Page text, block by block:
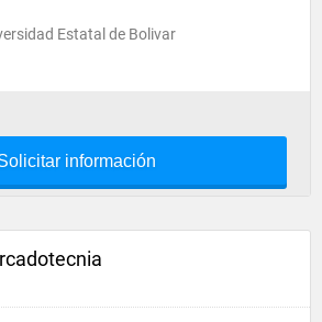
Estatal de Bolivar
información